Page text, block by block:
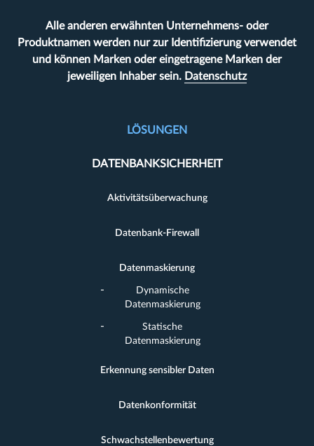
Alle anderen erwähnten Unternehmens- oder
Produktnamen werden nur zur Identifizierung verwendet
und können Marken oder eingetragene Marken der
jeweiligen Inhaber sein. Datenschutz
LÖSUNGEN
DATENBANKSICHERHEIT
Aktivitätsüberwachung
Datenbank-Firewall
Datenmaskierung
Dynamische
Datenmaskierung
Statische
Datenmaskierung
Erkennung sensibler Daten
Datenkonformität
Schwachstellenbewertung